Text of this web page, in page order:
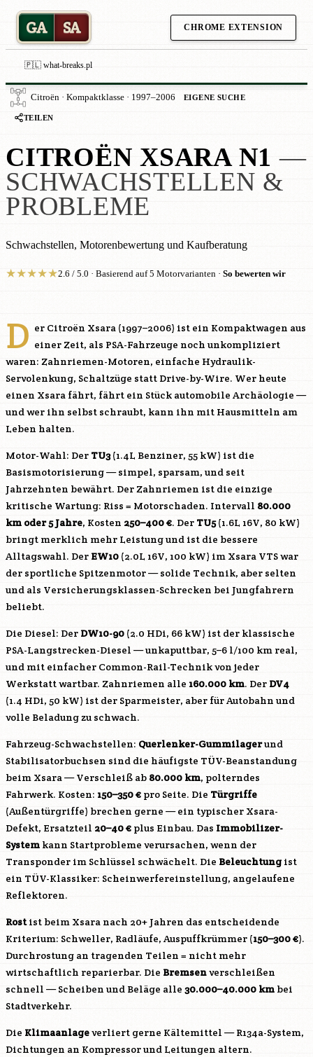
GA SA CHROME EXTENSION
🇵🇱 what-breaks.pl
Citroën · Kompaktklasse · 1997–2006 EIGENE SUCHE
TEILEN
CITROËN XSARA N1 —
SCHWACHSTELLEN &
PROBLEME
Schwachstellen, Motorenbewertung und Kaufberatung
★★★★★2.6 / 5.0 · Basierend auf 5 Motorvarianten · So bewerten wir
D er Citroën Xsara (1997–2006) ist ein Kompaktwagen aus
einer Zeit, als PSA-Fahrzeuge noch unkompliziert
waren: Zahnriemen-Motoren, einfache Hydraulik-
Servolenkung, Schaltzüge statt Drive-by-Wire. Wer heute
einen Xsara fährt, fährt ein Stück automobile Archäologie —
und wer ihn selbst schraubt, kann ihn mit Hausmitteln am
Leben halten.
Motor-Wahl: Der TU3(1.4L Benziner, 55 kW) ist die
Basismotorisierung — simpel, sparsam, und seit
Jahrzehnten bewährt. Der Zahnriemen ist die einzige
kritische Wartung: Riss = Motorschaden. Intervall 80.000
km oder 5 Jahre, Kosten 250–400 €. Der TU5(1.6L 16V, 80 kW)
bringt merklich mehr Leistung und ist die bessere
Alltagswahl. Der EW10 (2.0L 16V, 100 kW) im Xsara VTS war
der sportliche Spitzenmotor — solide Technik, aber selten
und als Versicherungsklassen-Schrecken bei Jungfahrern
beliebt.
Die Diesel: Der DW10-90 (2.0 HDi, 66 kW) ist der klassische
PSA-Langstrecken-Diesel — unkaputtbar, 5–6 l/100 km real,
und mit einfacher Common-Rail-Technik von jeder
Werkstatt wartbar. Zahnriemen alle 160.000 km. Der DV4
(1.4 HDi, 50 kW) ist der Sparmeister, aber für Autobahn und
volle Beladung zu schwach.
Fahrzeug-Schwachstellen: Querlenker-Gummilagerund
Stabilisatorbuchsen sind die häufigste TÜV-Beanstandung
beim Xsara — Verschleiß ab 80.000 km, polterndes
Fahrwerk. Kosten: 150–350 € pro Seite. Die Türgriffe
(Außentürgriffe) brechen gerne — ein typischer Xsara-
Defekt, Ersatzteil 20–40 € plus Einbau. Das Immobilizer-
System kann Startprobleme verursachen, wenn der
Transponder im Schlüssel schwächelt. Die Beleuchtungist
ein TÜV-Klassiker: Scheinwerfereinstellung, angelaufene
Reflektoren.
Rostist beim Xsara nach 20+ Jahren das entscheidende
Kriterium: Schweller, Radläufe, Auspuffkrümmer (150–300 €).
Durchrostung an tragenden Teilen = nicht mehr
wirtschaftlich reparierbar. Die Bremsenverschleißen
schnell — Scheiben und Beläge alle 30.000–40.000 km bei
Stadtverkehr.
Die Klimaanlageverliert gerne Kältemittel — R134a-System,
Dichtungen an Kompressor und Leitungen altern.